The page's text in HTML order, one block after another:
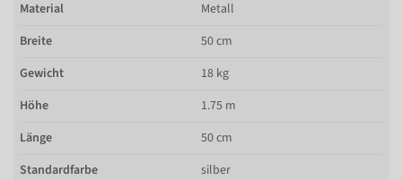
Material
Metall
Breite
50 cm
Gewicht
18 kg
Höhe
1.75 m
Länge
50 cm
Standardfarbe
silber